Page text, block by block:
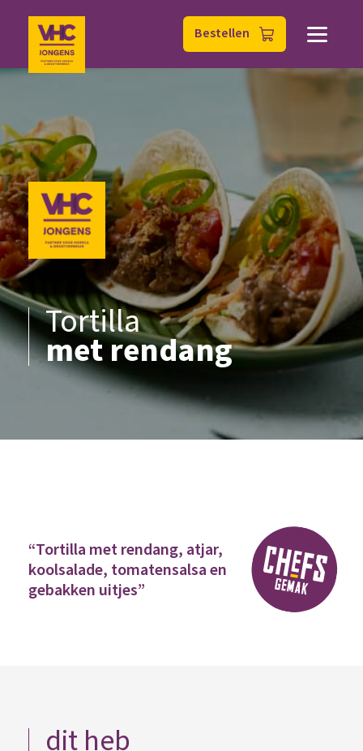
Bestellen
Bestellen
Tortilla
met rendang
Tortilla met rendang
“Tortilla met rendang, atjar,
koolsalade, tomatensalsa en
gebakken uitjes”
dit heb